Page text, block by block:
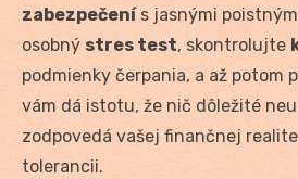
zabezpečenís jasnými
osobný stres test, skontrolujte
podmienky čerpania, a až potom
vám dá istotu, že nič dôležité
zodpovedá vašej finančnej
tolerancii.